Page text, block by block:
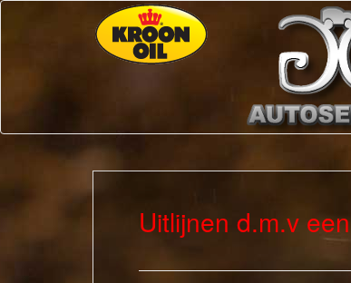
Uitlijnen d.m.v